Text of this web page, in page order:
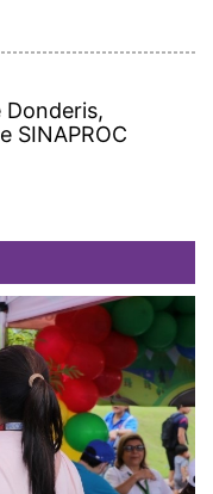
Donderis,
SINAPROC